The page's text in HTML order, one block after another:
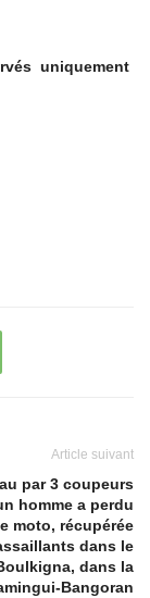
uniquement
Article suivant
par 3 coupeurs
homme a perdu
moto, récupérée
dans le
dans la
Bangoran